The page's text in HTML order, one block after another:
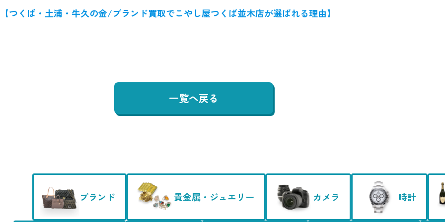
【つくば・土浦・牛久の金/ブランド買取でこやし屋つくば並木店が選ばれる理由】
一覧へ戻る
ブランド 貴金属・ジュエリー カメラ 時計